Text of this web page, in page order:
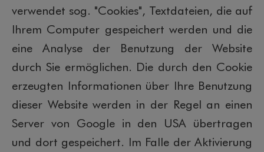
verwendet sog. "Cookies", Textdateien, die auf
Ihrem Computer gespeichert werden und die
eine Analyse der Benutzung der Website
durch Sie ermöglichen. Die durch den Cookie
erzeugten Informationen über Ihre Benutzung
dieser Website werden in der Regel an einen
Server von Google in den USA übertragen
und dort gespeichert. Im Falle der Aktivierung